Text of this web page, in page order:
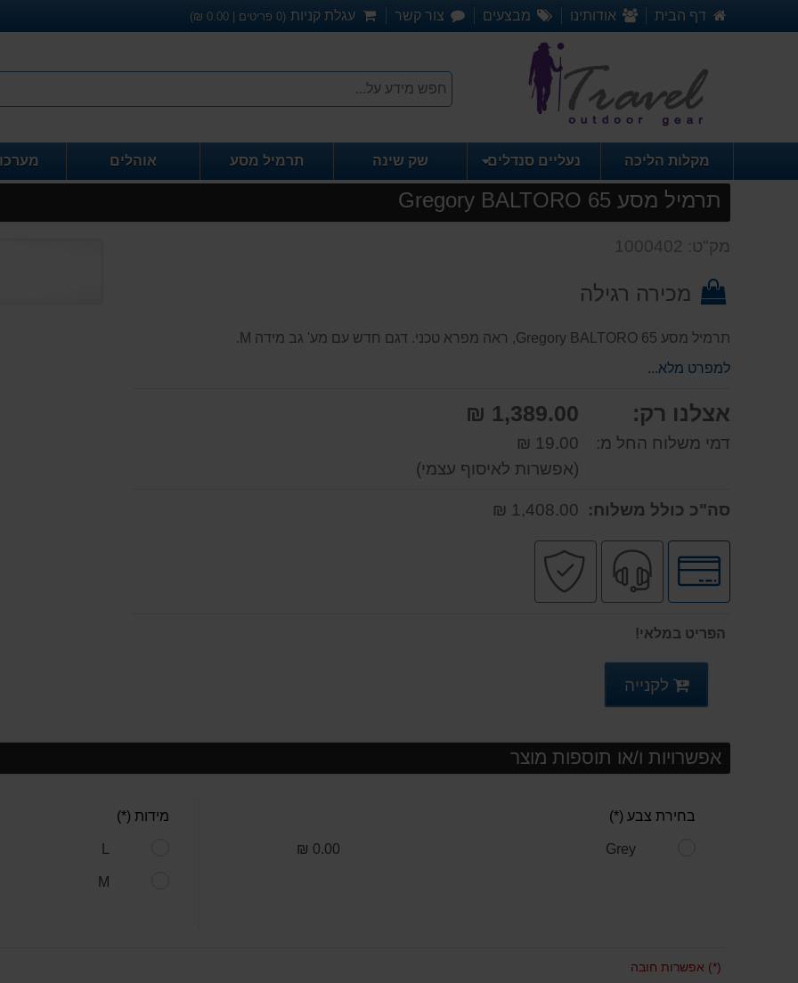
דף הבית אודותינו מבצעים צור קשר עגלת קניות (
0פריטים | 0.00
₪)
מקלות הליכה נעליים סנדלים שק שינה תרמיל מסע אוהלים
תרמיל מסע Gregory BALTORO 65
מק"ט: 1000402
מכירה רגילה
תרמיל מסע Gregory BALTORO 65, ראה מפרא טכני. דגם חדש עם מע' גב מידה M.
למפרט מלא...
אצלנו רק: 1,389.00 ₪
דמי משלוח החל מ:
19.00 ₪
(אפשרות לאיסוף עצמי)
סה"כ כולל משלוח: 1,408.00 ₪
לחץ
לאפשרויות
תשלומים
שירות
מקצועי
הפריט במלאי!
לקנייה
אפשרויות ו/או תוספות מוצר
בחירת צבע (*)
Grey
0.00 ₪
מידות (*)
M
(*) אפשרות חובה